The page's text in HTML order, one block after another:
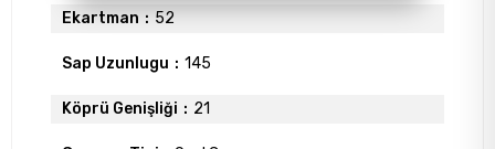
Ekartman 52
Sap Uzunlugu 145
Köprü Genişliği 21